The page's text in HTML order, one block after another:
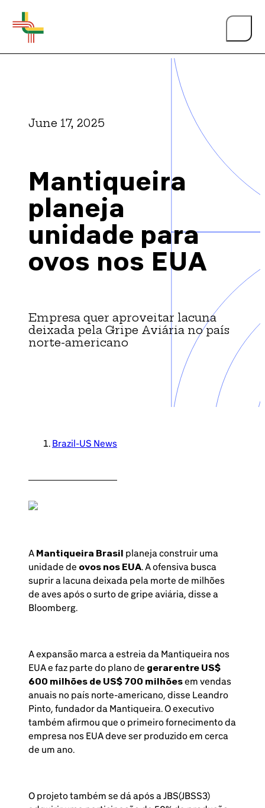
Events
Person of the Year
Brazil-US Business
Become a Member
June 17, 2025
Mantiqueira
planeja
unidade para
ovos nos EUA
Empresa quer aproveitar lacuna
deixada pela Gripe Aviária no país
norte-americano
Brazil-US News
A Mantiqueira Brasil planeja construir uma
unidade de ovos nos EUA. A ofensiva busca
suprir a lacuna deixada pela morte de milhões
de aves após o surto de gripe aviária, disse a
Bloomberg.
A expansão marca a estreia da Mantiqueira nos
EUA e faz parte do plano de gerar entre US$
600 milhões de US$ 700 milhõesem vendas
anuais no país norte-americano, disse Leandro
Pinto, fundador da Mantiqueira. O executivo
também afirmou que o primeiro fornecimento da
empresa nos EUA deve ser produzido em cerca
de um ano.
O projeto também se dá após a JBS(JBSS3)